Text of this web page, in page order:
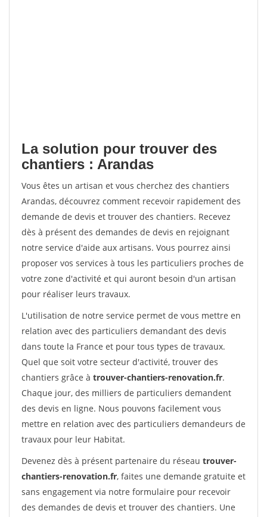
La solution pour trouver des
chantiers : Arandas
Vous êtes un artisan et vous cherchez des chantiers
Arandas, découvrez comment recevoir rapidement des
demande de devis et trouver des chantiers. Recevez
dès à présent des demandes de devis en rejoignant
notre service d'aide aux artisans. Vous pourrez ainsi
proposer vos services à tous les particuliers proches de
votre zone d'activité et qui auront besoin d'un artisan
pour réaliser leurs travaux.
L'utilisation de notre service permet de vous mettre en
relation avec des particuliers demandant des devis
dans toute la France et pour tous types de travaux.
Quel que soit votre secteur d'activité, trouver des
chantiers grâce à trouver-chantiers-renovation.fr.
Chaque jour, des milliers de particuliers demandent
des devis en ligne. Nous pouvons facilement vous
mettre en relation avec des particuliers demandeurs de
travaux pour leur Habitat.
Devenez dès à présent partenaire du réseau trouver-
chantiers-renovation.fr, faites une demande gratuite et
sans engagement via notre formulaire pour recevoir
des demandes de devis et trouver des chantiers. Une